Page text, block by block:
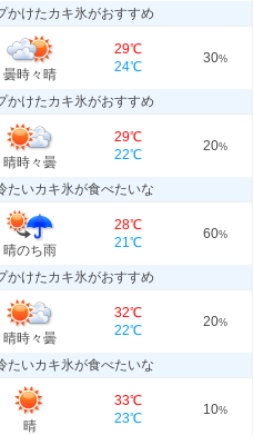
かけたカキ氷がおすすめ
曇時々晴
29℃
24℃
30%
かけたカキ氷がおすすめ
晴時々曇
29℃
22℃
20%
たいカキ氷が食べたいな
晴のち雨
28℃
21℃
60%
かけたカキ氷がおすすめ
晴時々曇
32℃
22℃
20%
たいカキ氷が食べたいな
晴
33℃
23℃
10%